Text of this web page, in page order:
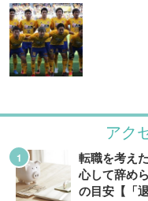
アク
転職を考え
心して辞め
の目安【「